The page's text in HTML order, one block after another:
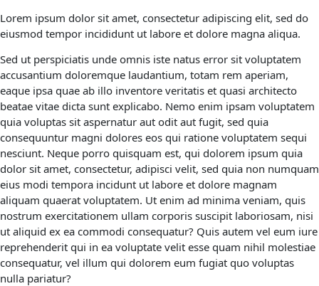
Lorem ipsum dolor sit amet, consectetur adipiscing elit, sed do
eiusmod tempor incididunt ut labore et dolore magna aliqua.
Sed ut perspiciatis unde omnis iste natus error sit voluptatem
accusantium doloremque laudantium, totam rem aperiam,
eaque ipsa quae ab illo inventore veritatis et quasi architecto
beatae vitae dicta sunt explicabo. Nemo enim ipsam voluptatem
quia voluptas sit aspernatur aut odit aut fugit, sed quia
consequuntur magni dolores eos qui ratione voluptatem sequi
nesciunt. Neque porro quisquam est, qui dolorem ipsum quia
dolor sit amet, consectetur, adipisci velit, sed quia non numquam
eius modi tempora incidunt ut labore et dolore magnam
aliquam quaerat voluptatem. Ut enim ad minima veniam, quis
nostrum exercitationem ullam corporis suscipit laboriosam, nisi
ut aliquid ex ea commodi consequatur? Quis autem vel eum iure
reprehenderit qui in ea voluptate velit esse quam nihil molestiae
consequatur, vel illum qui dolorem eum fugiat quo voluptas
nulla pariatur?